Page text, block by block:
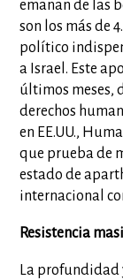
emanan de las
son los más de
político
a Israel. Este
últimos meses,
derechos
en EE.UU.,
que prueba de
estado de
internacional
Resistencia
La